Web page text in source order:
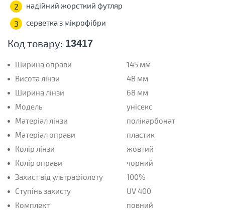
Код товару: 13417
Ширина оправи
145 мм
Висота лінзи
48 мм
Ширина лінзи
68 мм
Модель
унісекс
Матеріал лінзи
полікарбонат
Матеріал оправи
пластик
Колір лінзи
жовтий
Колір оправи
чорний
Захист від ультрафіолету
100%
Ступінь захисту
UV 400
Комплект
повний
2 надійний жорсткий футляр
3 серветка з мікрофібри